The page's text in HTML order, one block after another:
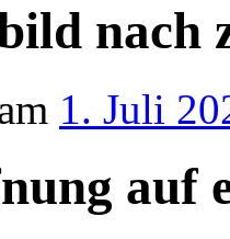
nach
1. Juli
auf